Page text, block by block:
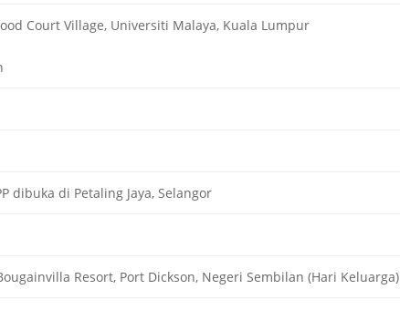
Court Village, Universiti Malaya, Kuala Lumpur
dibuka di Petaling Jaya, Selangor
Resort, Port Dickson, Negeri Sembilan (Hari Keluarga)